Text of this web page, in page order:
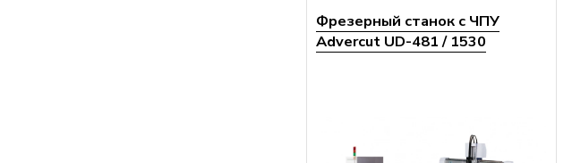
Фрезерный станок с ЧПУ
Advercut UD-481 / 1530